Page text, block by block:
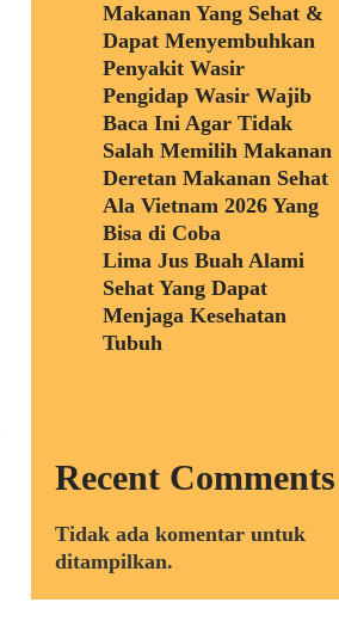
Makanan Yang Sehat &
Dapat Menyembuhkan
Penyakit Wasir
Pengidap Wasir Wajib
Baca Ini Agar Tidak
Salah Memilih Makanan
Deretan Makanan Sehat
Ala Vietnam 2026 Yang
Bisa di Coba
Lima Jus Buah Alami
Sehat Yang Dapat
Menjaga Kesehatan
Tubuh
Recent Comments
Tidak ada komentar untuk
ditampilkan.